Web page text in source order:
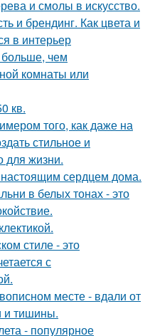
и смолы в искусство.
и брендинг. Как цвета и
в интерьер
больше, чем
комнаты или
кв.
того, как даже на
стильное и
для жизни.
настоящим сердцем дома.
в белых тонах - это
стиле - это
с
месте - вдали от
и тишины.
- популярное